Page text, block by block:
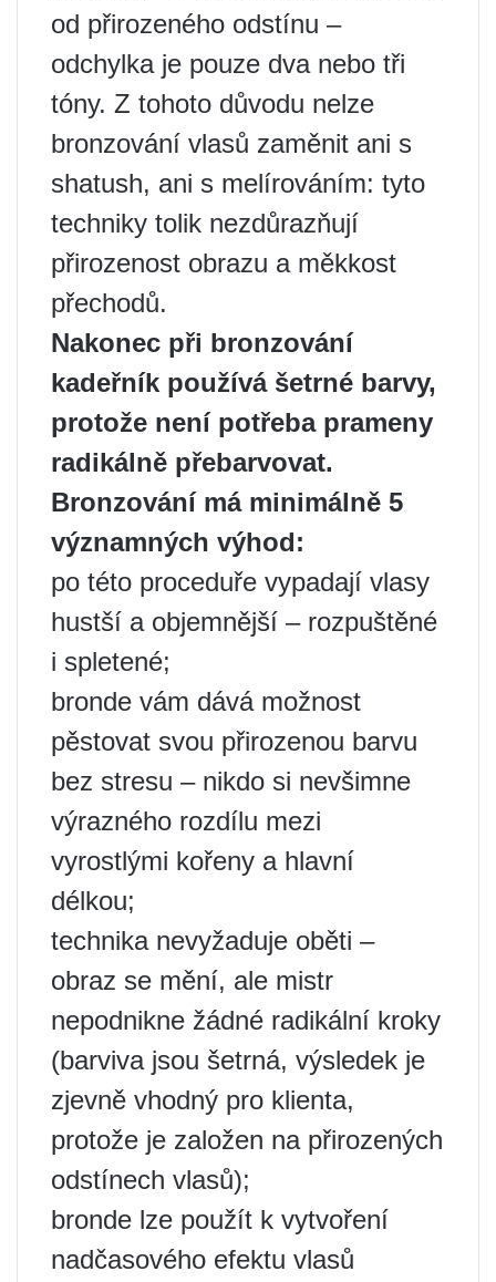
od přirozeného odstínu –
odchylka je pouze dva nebo tři
tóny. Z tohoto důvodu nelze
bronzování vlasů zaměnit ani s
shatush, ani s melírováním: tyto
techniky tolik nezdůrazňují
přirozenost obrazu a měkkost
přechodů.
Nakonec při bronzování
kadeřník používá šetrné barvy,
protože není potřeba prameny
radikálně přebarvovat.
Bronzování má minimálně 5
významných výhod:
po této proceduře vypadají vlasy
hustší a objemnější – rozpuštěné
i spletené;
bronde vám dává možnost
pěstovat svou přirozenou barvu
bez stresu – nikdo si nevšimne
výrazného rozdílu mezi
vyrostlými kořeny a hlavní
délkou;
technika nevyžaduje oběti –
obraz se mění, ale mistr
nepodnikne žádné radikální kroky
(barviva jsou šetrná, výsledek je
zjevně vhodný pro klienta,
protože je založen na přirozených
odstínech vlasů);
bronde lze použít k vytvoření
nadčasového efektu vlasů